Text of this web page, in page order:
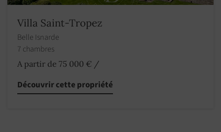
Villa Saint-Tropez
Belle Isnarde
7 chambres
A partir de 75 000 € /
Découvrir cette propriété